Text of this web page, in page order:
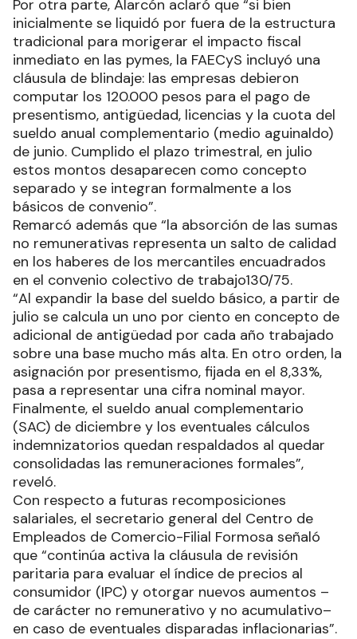
Por otra parte, Alarcón aclaró que “si bien
inicialmente se liquidó por fuera de la estructura
tradicional para morigerar el impacto fiscal
inmediato en las pymes, la FAECyS incluyó una
cláusula de blindaje: las empresas debieron
computar los 120.000 pesos para el pago de
presentismo, antigüedad, licencias y la cuota del
sueldo anual complementario (medio aguinaldo)
de junio. Cumplido el plazo trimestral, en julio
estos montos desaparecen como concepto
separado y se integran formalmente a los
básicos de convenio”.
Remarcó además que “la absorción de las sumas
no remunerativas representa un salto de calidad
en los haberes de los mercantiles encuadrados
en el convenio colectivo de trabajo130/75.
“Al expandir la base del sueldo básico, a partir de
julio se calcula un uno por ciento en concepto de
adicional de antigüedad por cada año trabajado
sobre una base mucho más alta. En otro orden, la
asignación por presentismo, fijada en el 8,33%,
pasa a representar una cifra nominal mayor.
Finalmente, el sueldo anual complementario
(SAC) de diciembre y los eventuales cálculos
indemnizatorios quedan respaldados al quedar
consolidadas las remuneraciones formales”,
reveló.
Con respecto a futuras recomposiciones
salariales, el secretario general del Centro de
Empleados de Comercio-Filial Formosa señaló
que “continúa activa la cláusula de revisión
paritaria para evaluar el índice de precios al
consumidor (IPC) y otorgar nuevos aumentos –
de carácter no remunerativo y no acumulativo–
en caso de eventuales disparadas inflacionarias”.